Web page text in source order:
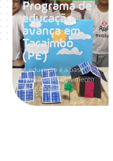
Programa de
educação
avança em
Tacaimbó
(PE)
A educação é a base
para o desenvolvimento
de qualquer...